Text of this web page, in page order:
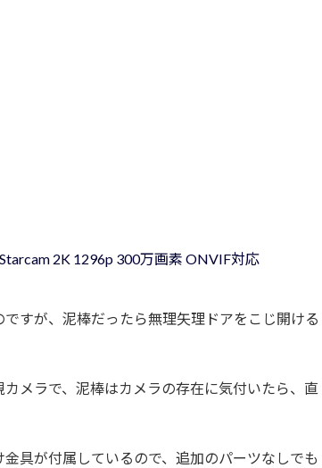
2K 1296p 300万画素 ONVIF対応
すが、泥棒だったら無理矢理ドアをこじ開ける
メラで、泥棒はカメラの存在に気付いたら、直
具が付属しているので、追加のパーツなしでも